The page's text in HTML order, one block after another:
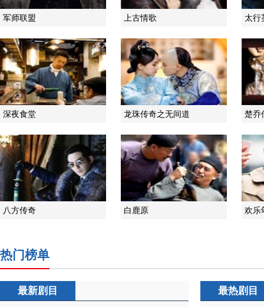
军师联盟 上古情歌 太行
深夜食堂 龙珠传奇之无间道 楚乔
八方传奇 白鹿原 欢乐
热门榜单
最新剧目 最热剧目